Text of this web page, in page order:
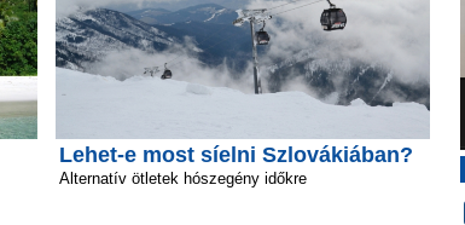
Lehet-e most síelni Szlovákiában?
Alternatív ötletek hószegény időkre